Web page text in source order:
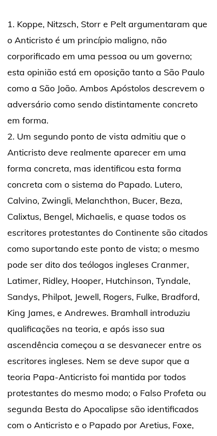
1. Koppe, Nitzsch, Storr e Pelt argumentaram que
o Anticristo é um princípio maligno, não
corporificado em uma pessoa ou um governo;
esta opinião está em oposição tanto a São Paulo
como a São João. Ambos Apóstolos descrevem o
adversário como sendo distintamente concreto
em forma.
2. Um segundo ponto de vista admitiu que o
Anticristo deve realmente aparecer em uma
forma concreta, mas identificou esta forma
concreta com o sistema do Papado. Lutero,
Calvino, Zwingli, Melanchthon, Bucer, Beza,
Calixtus, Bengel, Michaelis, e quase todos os
escritores protestantes do Continente são citados
como suportando este ponto de vista; o mesmo
pode ser dito dos teólogos ingleses Cranmer,
Latimer, Ridley, Hooper, Hutchinson, Tyndale,
Sandys, Philpot, Jewell, Rogers, Fulke, Bradford,
King James, e Andrewes. Bramhall introduziu
qualificações na teoria, e após isso sua
ascendência começou a se desvanecer entre os
escritores ingleses. Nem se deve supor que a
teoria Papa-Anticristo foi mantida por todos
protestantes do mesmo modo; o Falso Profeta ou
segunda Besta do Apocalipse são identificados
com o Anticristo e o Papado por Aretius, Foxe,